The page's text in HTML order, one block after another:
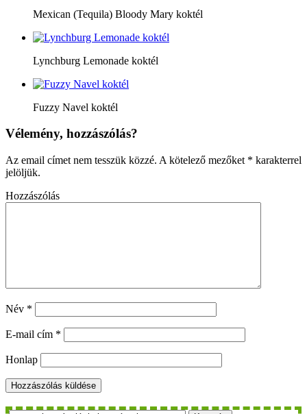
Mexican (Tequila) Bloody Mary koktél
Lynchburg Lemonade koktél
Fuzzy Navel koktél
Vélemény, hozzászólás?
Az email címet nem tesszük közzé. A kötelező mezőket * karakterrel
jelöljük.
Hozzászólás
Név *
E-mail cím *
Honlap